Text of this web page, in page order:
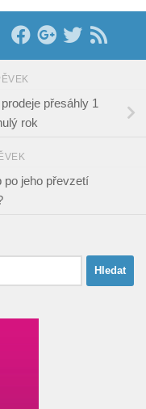
přesáhly 1
rok
po jeho převzetí